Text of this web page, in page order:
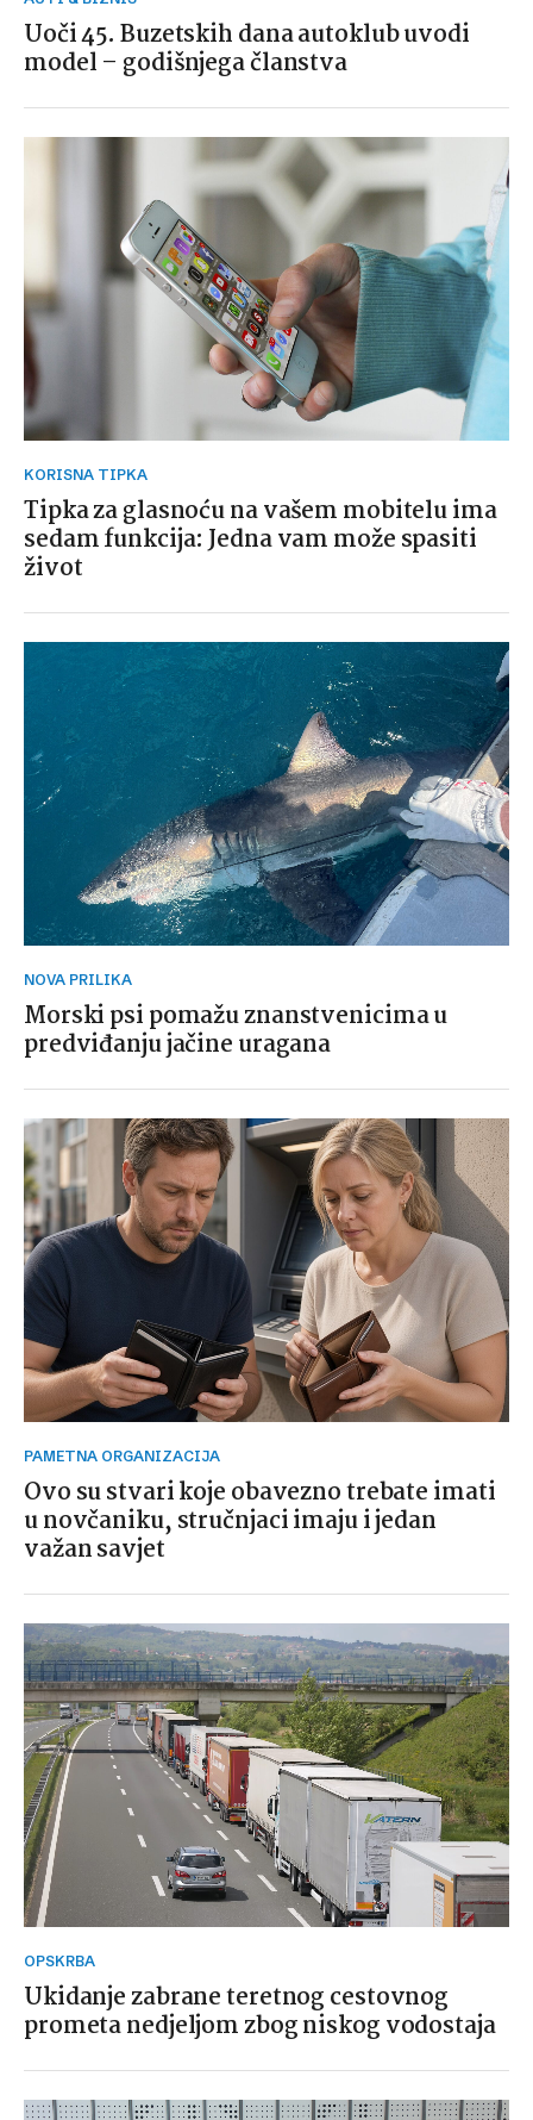
Uoči 45. Buzetskih dana autoklub uvodi
model – godišnjega članstva
KORISNA TIPKA
Tipka za glasnoću na vašem mobitelu ima
sedam funkcija: Jedna vam može spasiti
život
NOVA PRILIKA
Morski psi pomažu znanstvenicima u
predviđanju jačine uragana
PAMETNA ORGANIZACIJA
Ovo su stvari koje obavezno trebate imati
u novčaniku, stručnjaci imaju i jedan
važan savjet
OPSKRBA
Ukidanje zabrane teretnog cestovnog
prometa nedjeljom zbog niskog vodostaja